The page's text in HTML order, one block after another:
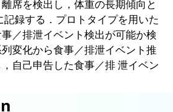
席を検出し，体重の長期傾向と
記録する．プロトタイプを用いた
／排泄イベント検出が可能か検
変化から食事／排泄イベント推
自己申告した食事／排 泄イベン